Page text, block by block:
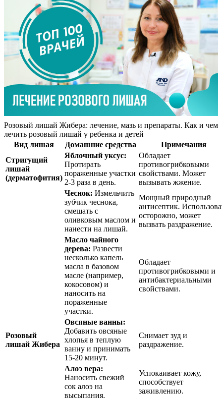
Розовый лишай Жибера: лечение, мазь и препараты. Как и чем
лечить розовый лишай у ребенка и детей
Вид лишая
Домашние средства
Примечания
Стригущий
лишай
(дерматофития)
Яблочный уксус:
Протирать
пораженные участки
2-3 раза в день.
Обладает
противогрибковыми
свойствами. Может
вызывать жжение.
Чеснок: Измельчить
зубчик чеснока,
смешать с
оливковым маслом и
нанести на лишай.
Мощный природный
антисептик.
осторожно, может
вызвать раздражение.
Масло чайного
дерева: Развести
несколько капель
масла в базовом
масле (например,
кокосовом) и
наносить на
пораженные
участки.
Обладает
противогрибковыми и
антибактериальными
свойствами.
Розовый
лишай Жибера
Овсяные ванны:
Добавить овсяные
хлопья в теплую
ванну и принимать
15-20 минут.
Снимает зуд и
раздражение.
Алоэ вера:
Наносить свежий
сок алоэ на
высыпания.
Успокаивает кожу,
способствует
заживлению.